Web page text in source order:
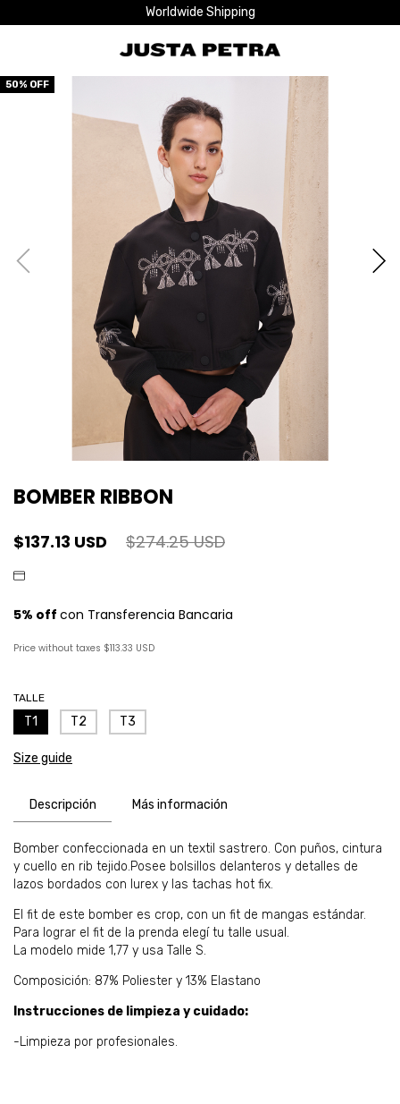
Worldwide Shipping
50% OFF
BOMBER RIBBON
$137.13 USD $274.25 USD
Price without taxes $113.33 USD
TALLE
T1 T2 T3
Size guide
Descripción Más información
Bomber confeccionada en un textil sastrero. Con puños, cintura
y cuello en rib tejido.Posee bolsillos delanteros y detalles de
lazos bordados con lurex y las tachas hot fix.
El fit de este bomber es crop, con un fit de mangas estándar.
Para lograr el fit de la prenda elegí tu talle usual.
La modelo mide 1,77 y usa Talle S.
Composición: 87% Poliester y 13% Elastano
Instrucciones de limpieza y cuidado:
-Limpieza por profesionales.